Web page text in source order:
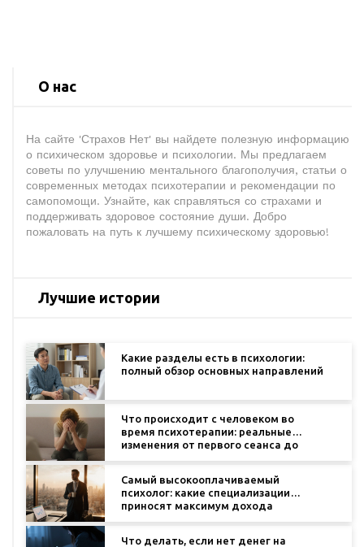
О нас
На сайте 'Страхов Нет' вы найдете полезную информацию
о психическом здоровье и психологии. Мы предлагаем
советы по улучшению ментального благополучия, статьи о
современных методах психотерапии и рекомендации по
самопомощи. Узнайте, как справляться со страхами и
поддерживать здоровое состояние души. Добро
пожаловать на путь к лучшему психическому здоровью!
Лучшие истории
Какие разделы есть в психологии:
полный обзор основных направлений
Что происходит с человеком во
время психотерапии: реальные
изменения от первого сеанса до
Самый высокооплачиваемый
психолог: какие специализации
приносят максимум дохода
Что делать, если нет денег на